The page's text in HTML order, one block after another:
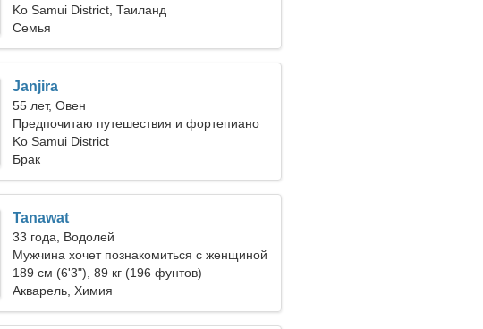
Ko Samui District, Таиланд
Семья
Janjira
55 лет, Овен
Предпочитаю путешествия и фортепиано
Ko Samui District
Брак
Tanawat
33 года, Водолей
Мужчина хочет познакомиться с женщиной
23-31
189 см (6'3"), 89 кг (196 фунтов)
Акварель, Химия